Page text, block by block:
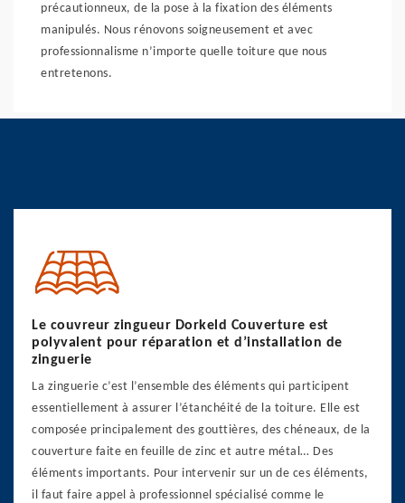
précautionneux, de la pose à la fixation des éléments
manipulés. Nous rénovons soigneusement et avec
professionnalisme n’importe quelle toiture que nous
entretenons.
Le couvreur zingueur Dorkeld Couverture est
polyvalent pour réparation et d’installation de
zinguerie
La zinguerie c’est l’ensemble des éléments qui participent
essentiellement à assurer l’étanchéité de la toiture. Elle est
composée principalement des gouttières, des chéneaux, de la
couverture faite en feuille de zinc et autre métal… Des
éléments importants. Pour intervenir sur un de ces éléments,
il faut faire appel à professionnel spécialisé comme le